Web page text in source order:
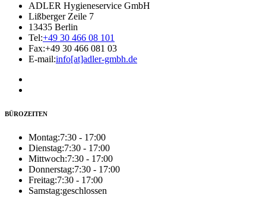
ADLER Hygieneservice GmbH
Lißberger Zeile 7
13435 Berlin
Tel:+49 30 466 08 101
Fax:+49 30 466 081 03
E-mail:info[at]adler-gmbh.de
BÜROZEITEN
Montag:7:30 - 17:00
Dienstag:7:30 - 17:00
Mittwoch:7:30 - 17:00
Donnerstag:7:30 - 17:00
Freitag:7:30 - 17:00
Samstag:geschlossen